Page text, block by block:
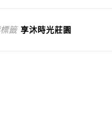
籤 享沐時光莊園